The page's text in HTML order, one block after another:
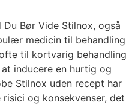
Bør Vide Stilnox, også
medicin til behandling
til kortvarig behandling
inducere en hurtig og
Stilnox uden recept har
og konsekvenser, det